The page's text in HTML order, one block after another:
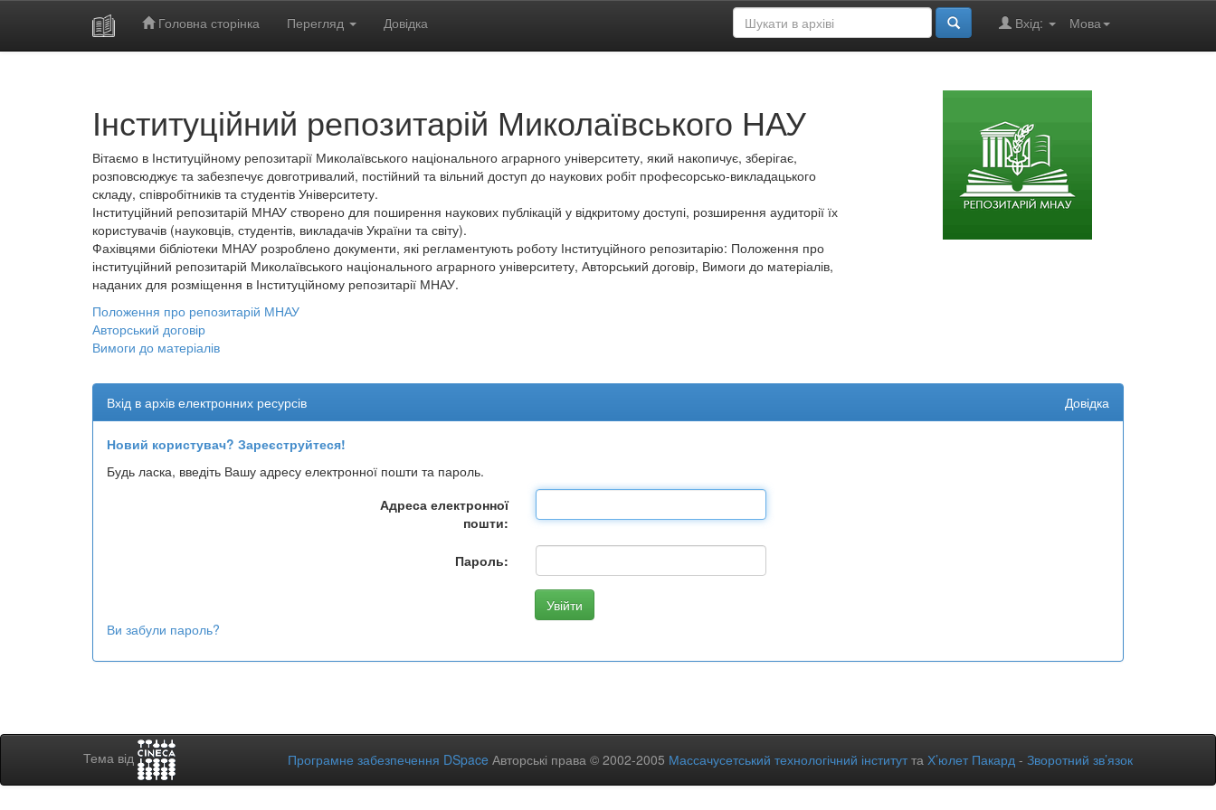
Головна сторінка Перегляд Довідка Мова
Вхід:
Інституційний репозитарій Миколаївського НАУ
Вітаємо в Інституційному репозитарії Миколаївського національного аграрного університету, який накопичує, зберігає,
розповсюджує та забезпечує довготривалий, постійний та вільний доступ до наукових робіт професорсько-викладацького
складу, співробітників та студентів Університету.
Інституційний репозитарій МНАУ створено для поширення наукових публікацій у відкритому доступі, розширення аудиторії їх
користувачів (науковців, студентів, викладачів України та світу).
Фахівцями бібліотеки МНАУ розроблено документи, які регламентують роботу Інституційного репозитарію: Положення про
інституційний репозитарій Миколаївського національного аграрного університету, Авторський договір, Вимоги до матеріалів,
наданих для розміщення в Інституційному репозитарії МНАУ.
Положення про репозитарій МНАУ
Авторський договір
Вимоги до матеріалів
Вхід в архів електронних ресурсів Довідка
Новий користувач? Зареєструйтеся!
Будь ласка, введіть Вашу адресу електронної пошти та пароль.
Адреса електронної
пошти:
Пароль:
Ви забули пароль?
Тема від Програмне забезпечення DSpace Авторські права © 2002-2005 Массачусетський технологічний інститутта Х’юлет Пакард - Зворотний зв’язок